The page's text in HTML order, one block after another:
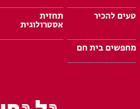
טעים להכיר
תחזית
אסטרולוגית
מחפשים בית חם